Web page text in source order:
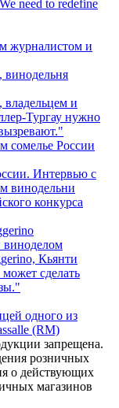
need to redefine
журналистом и
и
Тургау нужно
сомелье России
Интервью с
винодельни
конкурса
виноделом
Кьянти
сделать
одного из
(RM)
запрещена.
розничных
о действующих
магазинов